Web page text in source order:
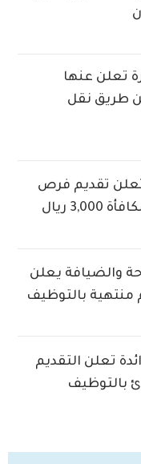
تعلن عنها
طريق نقل
تقديم فرص
ريال
والضيافة يعلن
منتهية بالتوظيف
تعلن التقديم
بالتوظيف